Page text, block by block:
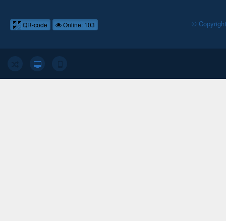
QR-code Online: 103 ©